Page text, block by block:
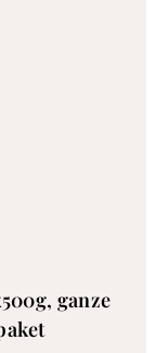
ganze